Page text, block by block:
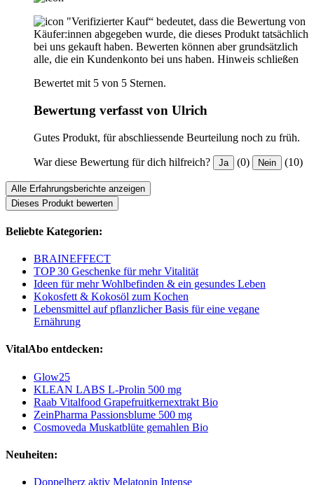
"Verifizierter Kauf“ bedeutet, dass die Bewertung von
Käufer:innen abgegeben wurde, die dieses Produkt tatsächlich
bei uns gekauft haben. Bewerten können aber grundsätzlich
alle, die ein Kundenkonto bei uns haben. Hinweis schließen
Bewertet mit 5 von 5 Sternen.
Bewertung verfasst von Ulrich
Gutes Produkt, für abschliessende Beurteilung noch zu früh.
War diese Bewertung für dich hilfreich? Ja (0) Nein (10)
Alle Erfahrungsberichte anzeigen
Dieses Produkt bewerten
Beliebte Kategorien:
BRAINEFFECT
TOP 30 Geschenke für mehr Vitalität
Ideen für mehr Wohlbefinden & ein gesundes Leben
Kokosfett & Kokosöl zum Kochen
Lebensmittel auf pflanzlicher Basis für eine vegane
Ernährung
VitalAbo entdecken:
Glow25
KLEAN LABS L-Prolin 500 mg
Raab Vitalfood Grapefruitkernextrakt Bio
ZeinPharma Passionsblume 500 mg
Cosmoveda Muskatblüte gemahlen Bio
Neuheiten:
Doppelherz aktiv Melatonin Intense